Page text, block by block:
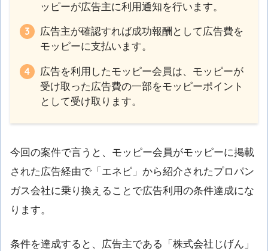
ッピーが広告主に利用通知を行います。
広告主が確認すれば成功報酬として広告費を
モッピーに支払います。
広告を利用したモッピー会員は、モッピーが
受け取った広告費の一部をモッピーポイント
として受け取ります。
今回の案件で言うと、モッピー会員がモッピーに掲載
された広告経由で「エネピ」から紹介されたプロパン
ガス会社に乗り換えることで広告利用の条件達成にな
ります。
条件を達成すると、広告主である「株式会社じげん」